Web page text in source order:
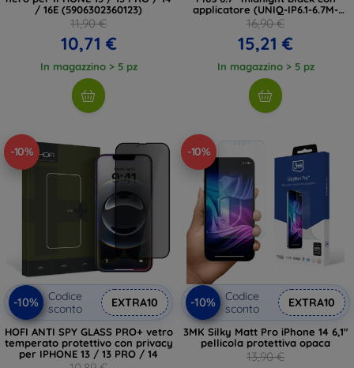
/ 16E (5906302360123)
11,90 €
10,71 €
In magazzino > 5 pz
applicatore (UNIQ-IP6.1-6.7M-
LENSBLK)
16,90 €
15,21 €
In magazzino > 5 pz
-10%
-10%
Codice
sconto
EXTRA10
HOFI ANTI SPY GLASS PRO+ vetro
temperato protettivo con privacy
per IPHONE 13 / 13 PRO / 14
-10%
-10%
Codice
sconto
EXTRA10
3MK Silky Matt Pro iPhone 14 6,1"
pellicola protettiva opaca
13,90 €